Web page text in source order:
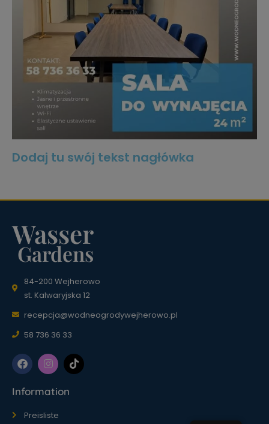
Dodaj tu swój tekst nagłówka
Wasser
Gardens
84-200 Wejherowo
st. Kalwaryjska 12
recepcja@wodneogrodywejherowo.pl
58 736 36 33
Information
Preisliste